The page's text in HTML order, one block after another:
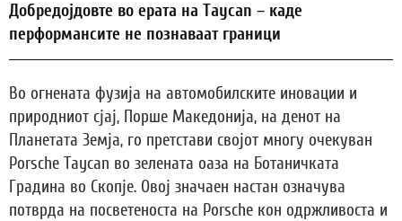
Добредојдовте во ерата на Taycan – каде
перформансите не познаваат граници
Во огнената фузија на автомобилските иновации и
природниот сјај, Порше Македонија, на денот на
Планетата Земја, го претстави својот многу очекуван
Porsche Taycan во зеленaта оаза на Ботаничката
Градина во Скопје. Овој значаен настан означува
потврда на посветеноста на Porsche кон одржливоста и